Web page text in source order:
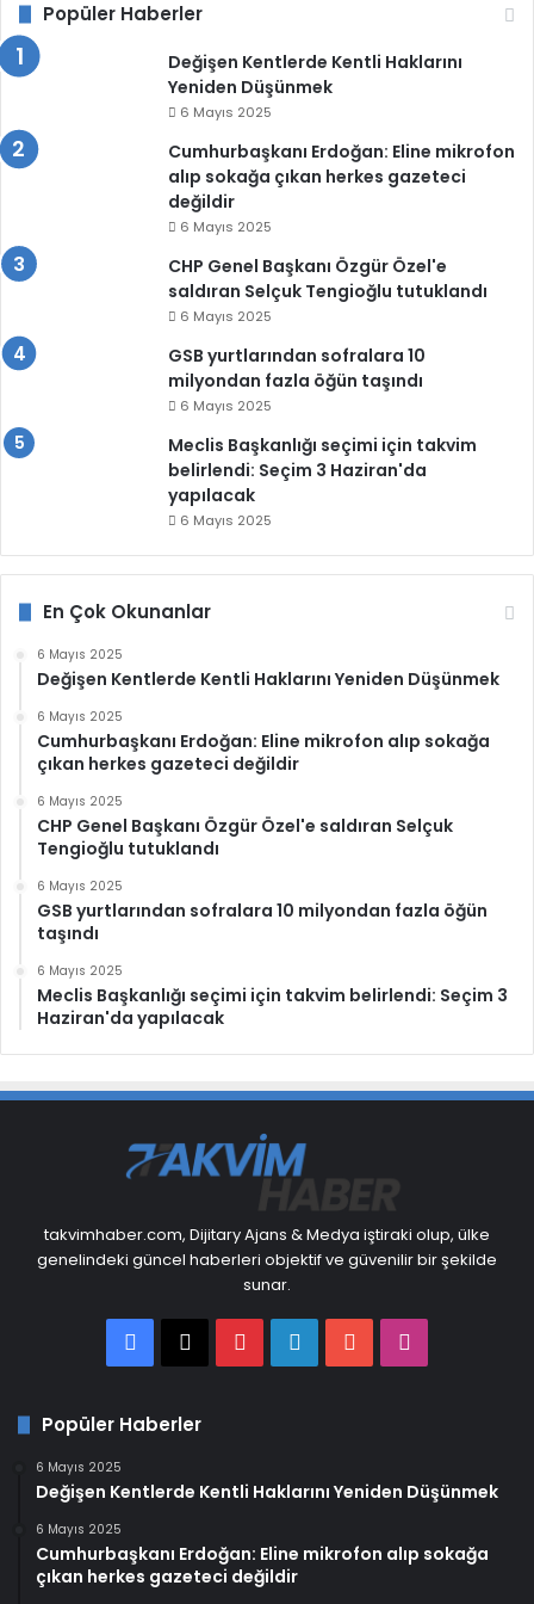
Popüler Haberler
Değişen Kentlerde Kentli Haklarını
Yeniden Düşünmek
6 Mayıs 2025
Cumhurbaşkanı Erdoğan: Eline mikrofon
alıp sokağa çıkan herkes gazeteci
değildir
6 Mayıs 2025
CHP Genel Başkanı Özgür Özel'e
saldıran Selçuk Tengioğlu tutuklandı
6 Mayıs 2025
GSB yurtlarından sofralara 10
milyondan fazla öğün taşındı
6 Mayıs 2025
Meclis Başkanlığı seçimi için takvim
belirlendi: Seçim 3 Haziran'da
yapılacak
6 Mayıs 2025
En Çok Okunanlar
6 Mayıs 2025
Değişen Kentlerde Kentli Haklarını Yeniden Düşünmek
6 Mayıs 2025
Cumhurbaşkanı Erdoğan: Eline mikrofon alıp sokağa
çıkan herkes gazeteci değildir
6 Mayıs 2025
CHP Genel Başkanı Özgür Özel'e saldıran Selçuk
Tengioğlu tutuklandı
6 Mayıs 2025
GSB yurtlarından sofralara 10 milyondan fazla öğün
taşındı
6 Mayıs 2025
Meclis Başkanlığı seçimi için takvim belirlendi: Seçim 3
Haziran'da yapılacak
takvimhaber.com, Dijitary Ajans & Medya iştiraki olup, ülke
genelindeki güncel haberleri objektif ve güvenilir bir şekilde
sunar.
Facebook
X PinterestLinkedInYouTube
Popüler Haberler
6 Mayıs 2025
Değişen Kentlerde Kentli Haklarını Yeniden Düşünmek
6 Mayıs 2025
Cumhurbaşkanı Erdoğan: Eline mikrofon alıp sokağa
çıkan herkes gazeteci değildir